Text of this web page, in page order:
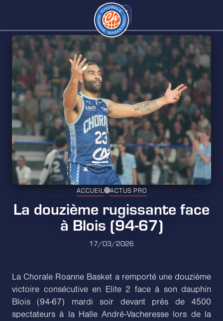
ACCUEIL ACTUS PRO
La douzième rugissante face
à Blois (94-67)
17/03/2026
La Chorale Roanne Basket a remporté une douzième
victoire consécutive en Elite 2 face à son dauphin
Blois (94-67) mardi soir devant près de 4500
spectateurs à la Halle André-Vacheresse lors de la